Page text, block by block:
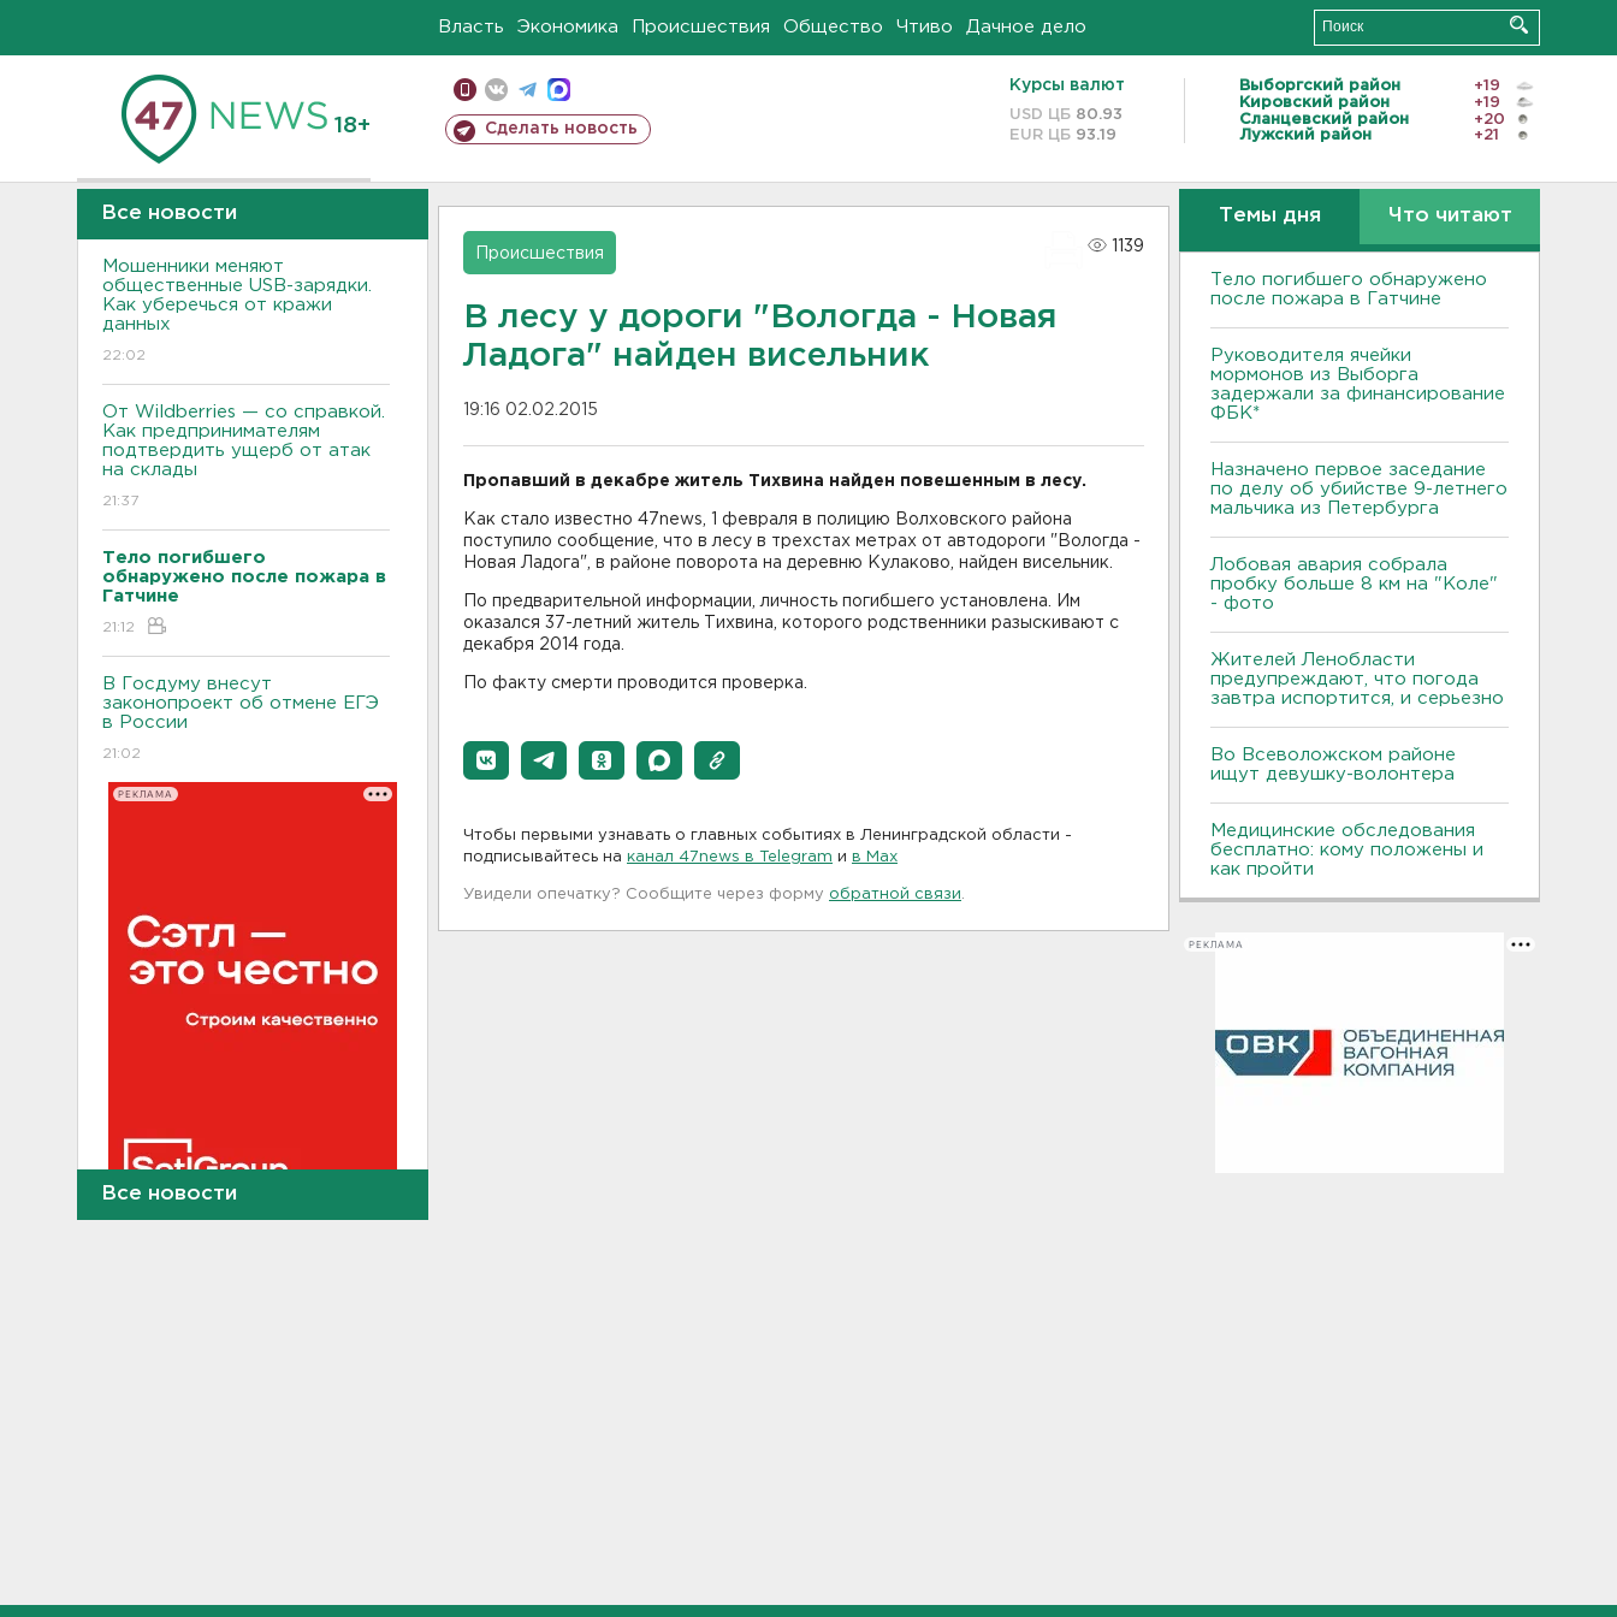
Власть Экономика Происшествия Общество Чтиво Дачное дело
18+ Сделать новость
Курсы валют
USD ЦБ 80.93
EUR ЦБ 93.19
Выборгский район
+19
Кировский район
+19
Сланцевский район
+20
Лужский район
+21
Все новости
Мошенники меняют
общественные USB-зарядки.
Как уберечься от кражи
данных
22:02
От Wildberries — со справкой.
Как предпринимателям
подтвердить ущерб от атак
на склады
21:37
Тело погибшего
обнаружено после пожара в
Гатчине
21:12
В Госдуму внесут
законопроект об отмене ЕГЭ
в России
21:02
РЕКЛАМА
Все новости
Происшествия
1139
В лесу у дороги "Вологда - Новая
Ладога" найден висельник
19:16 02.02.2015
Пропавший в декабре житель Тихвина найден повешенным в лесу.
Как стало известно 47news, 1 февраля в полицию Волховского района
поступило сообщение, что в лесу в трехстах метрах от автодороги "Вологда -
Новая Ладога", в районе поворота на деревню Кулаково, найден висельник.
По предварительной информации, личность погибшего установлена. Им
оказался 37-летний житель Тихвина, которого родственники разыскивают с
декабря 2014 года.
По факту смерти проводится проверка.
Чтобы первыми узнавать о главных событиях в Ленинградской области -
подписывайтесь на канал 47news в Telegram и в Maх
Увидели опечатку? Сообщите через форму обратной связи
Темы дня Что читают
Тело погибшего обнаружено
после пожара в Гатчине
Руководителя ячейки
мормонов из Выборга
задержали за финансирование
ФБК*
Назначено первое заседание
по делу об убийстве 9-летнего
мальчика из Петербурга
Лобовая авария собрала
пробку больше 8 км на "Коле"
- фото
Жителей Ленобласти
предупреждают, что погода
завтра испортится, и серьезно
Во Всеволожском районе
ищут девушку-волонтера
Медицинские обследования
бесплатно: кому положены и
как пройти
РЕКЛАМА